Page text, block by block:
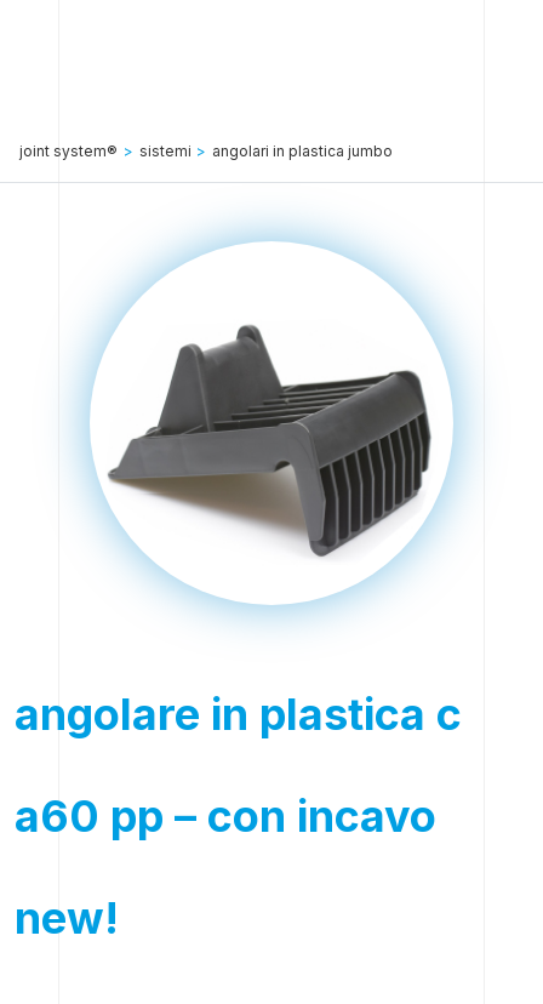
joint system® > sistemi > angolari in plastica jumbo
angolare in plastica c
a60 pp – con incavo
new!